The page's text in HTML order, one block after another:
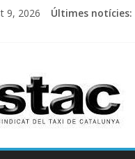
9, 2026 Últimes notícies: